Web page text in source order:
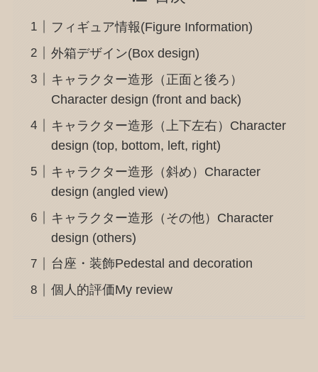
フィギュア情報(Figure Information)
外箱デザイン(Box design)
キャラクター造形（正面と後ろ）
Character design (front and back)
キャラクター造形（上下左右）Character
design (top, bottom, left, right)
キャラクター造形（斜め）Character
design (angled view)
キャラクター造形（その他）Character
design (others)
台座・装飾Pedestal and decoration
個人的評価My review